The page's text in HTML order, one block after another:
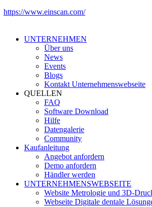
https://www.einscan.com/
UNTERNEHMEN
Über uns
News
Events
Blogs
Kontakt Unternehmenswebseite
QUELLEN
FAQ
Software Download
Hilfe
Datengalerie
Community
Kaufanleitung
Angebot anfordern
Demo anfordern
Händler werden
UNTERNEHMENSWEBSEITE
Website Metrologie und 3D-
Webseite Digitale dentale